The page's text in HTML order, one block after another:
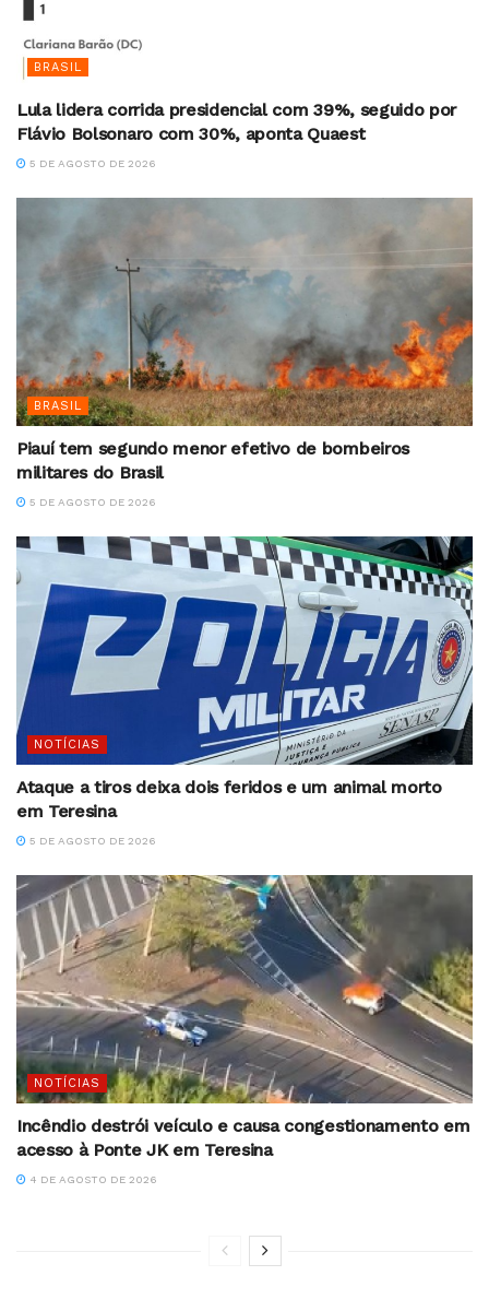
BRASIL
Lula lidera corrida presidencial com 39%, seguido por
Flávio Bolsonaro com 30%, aponta Quaest
5 DE AGOSTO DE 2026
BRASIL
Piauí tem segundo menor efetivo de bombeiros
militares do Brasil
5 DE AGOSTO DE 2026
NOTÍCIAS
Ataque a tiros deixa dois feridos e um animal morto
em Teresina
5 DE AGOSTO DE 2026
NOTÍCIAS
Incêndio destrói veículo e causa congestionamento em
acesso à Ponte JK em Teresina
4 DE AGOSTO DE 2026